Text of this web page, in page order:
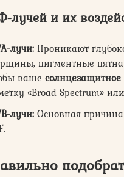
лучей и их
лучи: Проникают
пигментные
ваше солнцезащитное
«Broad Spectrum»
лучи: Основная